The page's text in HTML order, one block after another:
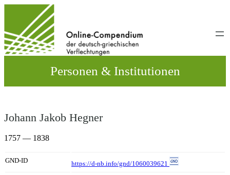
wechseln
Personen & Institutionen
Johann Jakob Hegner
1757 — 1838
GND-ID https://d-nb.info/gnd/1060039621